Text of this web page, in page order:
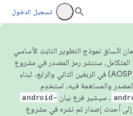
تسجيل الدخول
عام 2026، ولضمان اتّساق نموذج التطوير الثابت الأساسي
المتكامل، سننشر رمز المصدر في مشروع
Android مفتوح المصدر (AOSP) في الربعَين الثاني والرابع. لبناء
. سيشير فرع بيان android-
إلى أحدث إصدار تم نشره في مشروع